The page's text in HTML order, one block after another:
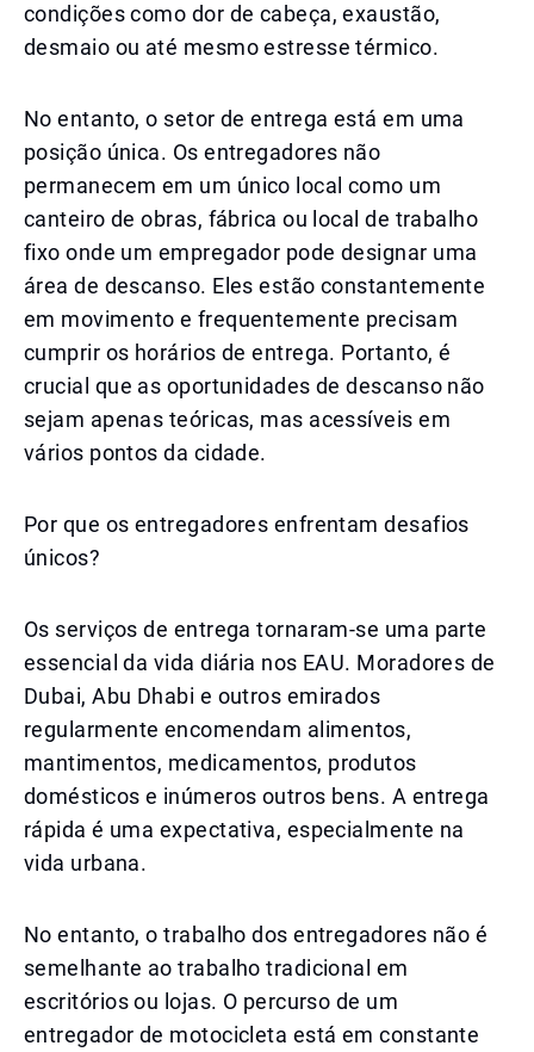
condições como dor de cabeça, exaustão,
desmaio ou até mesmo estresse térmico.
No entanto, o setor de entrega está em uma
posição única. Os entregadores não
permanecem em um único local como um
canteiro de obras, fábrica ou local de trabalho
fixo onde um empregador pode designar uma
área de descanso. Eles estão constantemente
em movimento e frequentemente precisam
cumprir os horários de entrega. Portanto, é
crucial que as oportunidades de descanso não
sejam apenas teóricas, mas acessíveis em
vários pontos da cidade.
Por que os entregadores enfrentam desafios
únicos?
Os serviços de entrega tornaram-se uma parte
essencial da vida diária nos EAU. Moradores de
Dubai, Abu Dhabi e outros emirados
regularmente encomendam alimentos,
mantimentos, medicamentos, produtos
domésticos e inúmeros outros bens. A entrega
rápida é uma expectativa, especialmente na
vida urbana.
No entanto, o trabalho dos entregadores não é
semelhante ao trabalho tradicional em
escritórios ou lojas. O percurso de um
entregador de motocicleta está em constante